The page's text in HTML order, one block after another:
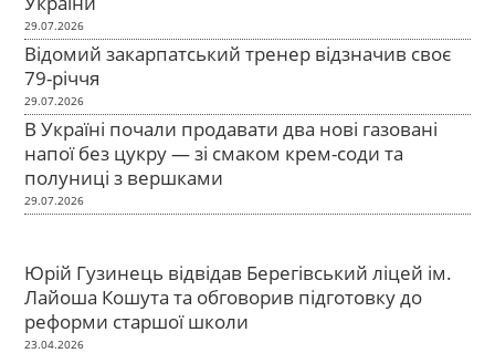
29.07.2026
Відомий закарпатський тренер відзначив своє
79-річчя
29.07.2026
В Україні почали продавати два нові газовані
напої без цукру — зі смаком крем-соди та
полуниці з вершками
29.07.2026
Юрій Гузинець відвідав Берегівський ліцей ім.
Лайоша Кошута та обговорив підготовку до
реформи старшої школи
23.04.2026